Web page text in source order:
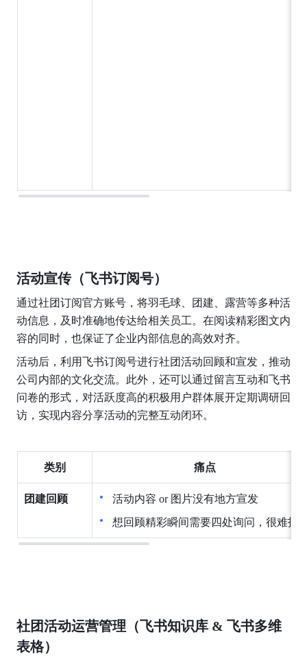
活动宣传（飞书订阅号）
通过社团订阅官方账号，将羽毛球、团建、露营等多种活
动信息，及时准确地传达给相关员工。在阅读精彩图文内
容的同时，也保证了企业内部信息的高效对齐。
活动后，利用飞书订阅号进行社团活动回顾和宣发，推动
公司内部的文化交流。此外，还可以通过留言互动和飞书
问卷的形式，对活跃度高的积极用户群体展开定期调研回
访，实现内容分享活动的完整互动闭环。
类别 痛点
团建回顾
活动内容 or 图片没有地方宣发
想回顾精彩瞬间需要四处询问，很难找
社团活动运营管理（飞书知识库 & 飞书多维
表格）